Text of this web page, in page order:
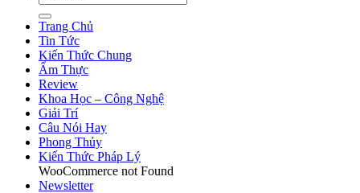
Trang Chủ
Tin Tức
Kiến Thức Chung
Ẩm Thực
Review
Khoa Học – Công Nghệ
Giải Trí
Câu Nói Hay
Phong Thủy
Kiến Thức Pháp Lý
WooCommerce not Found
Newsletter